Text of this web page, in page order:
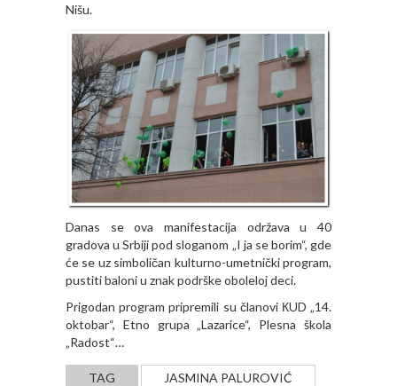
Nišu.
Danas se ova manifestacija održava u 40
gradova u Srbiji pod sloganom „I ja se borim“, gde
će se uz simboličan kulturno-umetnički program,
pustiti baloni u znak podrške oboleloj deci.
Prigodan program pripremili su članovi КUD „14.
oktobar“, Etno grupa „Lazarice“, Plesna škola
„Radost“…
TAG
JASMINA PALUROVIĆ